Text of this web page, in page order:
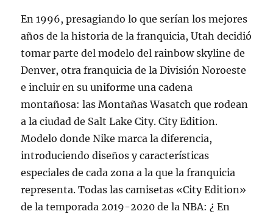
En 1996, presagiando lo que serían los mejores
años de la historia de la franquicia, Utah decidió
tomar parte del modelo del rainbow skyline de
Denver, otra franquicia de la División Noroeste
e incluir en su uniforme una cadena
montañosa: las Montañas Wasatch que rodean
a la ciudad de Salt Lake City. City Edition.
Modelo donde Nike marca la diferencia,
introduciendo diseños y características
especiales de cada zona a la que la franquicia
representa. Todas las camisetas «City Edition»
de la temporada 2019-2020 de la NBA: ¿ En